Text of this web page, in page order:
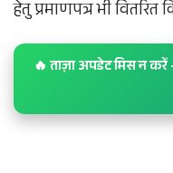
हेतु प्रमाणपत्र भी वितरित
🔥 ताज़ा अपडेट मिस न